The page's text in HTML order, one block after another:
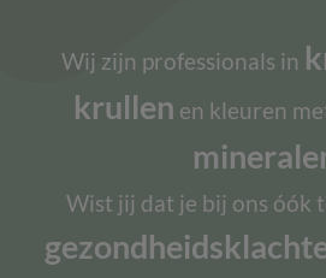
Wij zijn professionals in
krullen en kleuren
Wist jij dat je bij ons óók